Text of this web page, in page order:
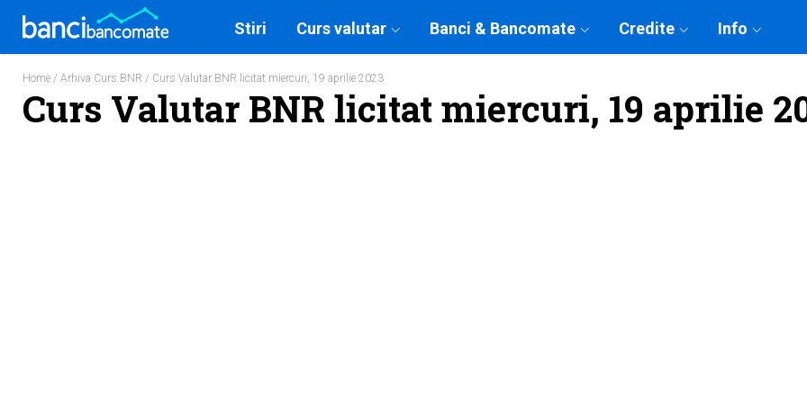
Stiri Curs valutar Banci & Bancomate Credite Info
Home / Arhiva Curs BNR / Curs Valutar BNR licitat miercuri, 19 aprilie 2023
Curs Valutar BNR licitat miercuri, 19 aprilie